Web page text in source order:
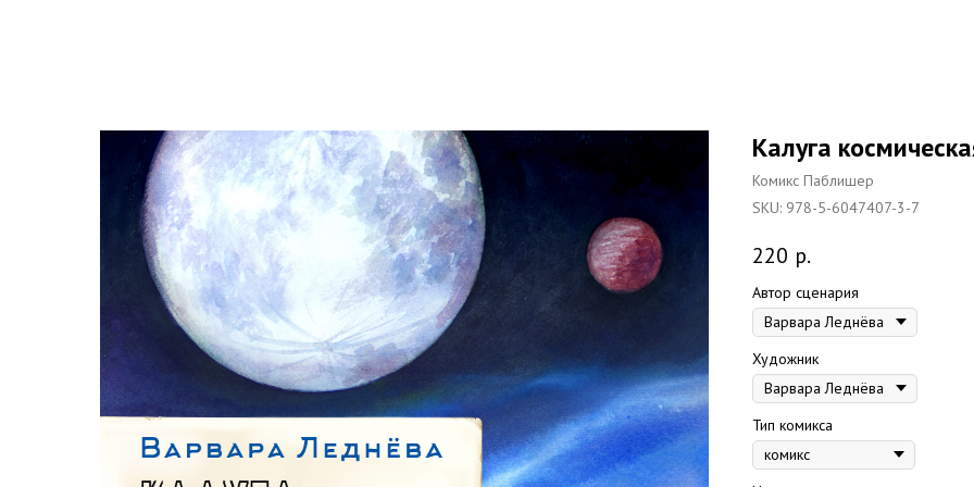
Калуга
Комикс Паблишер
SKU: 978-5-6047407-3-7
220 р.
Автор сценария
Художник
Тип комикса